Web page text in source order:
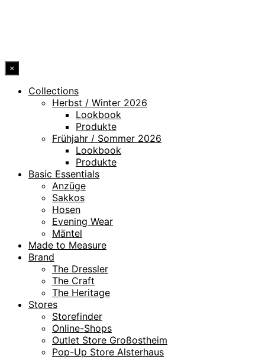
×
Collections
Herbst / Winter 2026
Lookbook
Produkte
Frühjahr / Sommer 2026
Lookbook
Produkte
Basic Essentials
Anzüge
Sakkos
Hosen
Evening Wear
Mäntel
Made to Measure
Brand
The Dressler
The Craft
The Heritage
Stores
Storefinder
Online-Shops
Outlet Store Großostheim
Pop-Up Store Alsterhaus